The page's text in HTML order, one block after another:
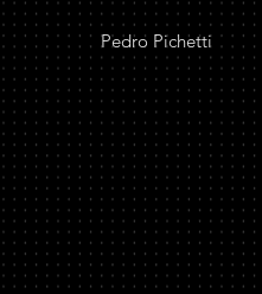
Pedro Pichetti